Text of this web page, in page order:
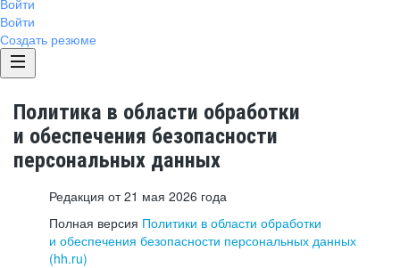
Войти
Войти
Создать резюме
Политика в области обработки
и обеспечения безопасности
персональных данных
Редакция от 21 мая 2026 года
Полная версия Политики в области обработки
и обеспечения безопасности персональных данных
(hh.ru)